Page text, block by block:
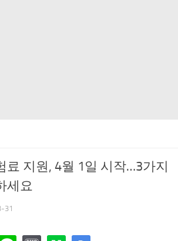
료 지원, 4월 1일 시작…3가지
세요
31